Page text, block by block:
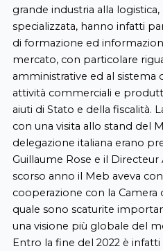
grande industria alla
specializzata, hanno infatti
di formazione ed
mercato, con particolare
amministrative ed al
attività commerciali e
aiuti di Stato e della fiscalità.
con una visita allo stand del
delegazione italiana erano
Guillaume Rose e il
scorso anno il Meb aveva
cooperazione con la Camera
quale sono scaturite
una visione più globale del
Entro la fine del 2022 è